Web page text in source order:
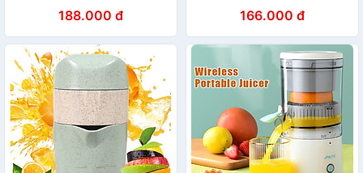
cao cấp siêu bền - Dụng cụ
ép nước cam, chanh, dưa
hấu, dứa, tách hạt óc chó đa
năng
188.000 đ
cầm tay nhỏ gọn tiện dụng
166.000 đ